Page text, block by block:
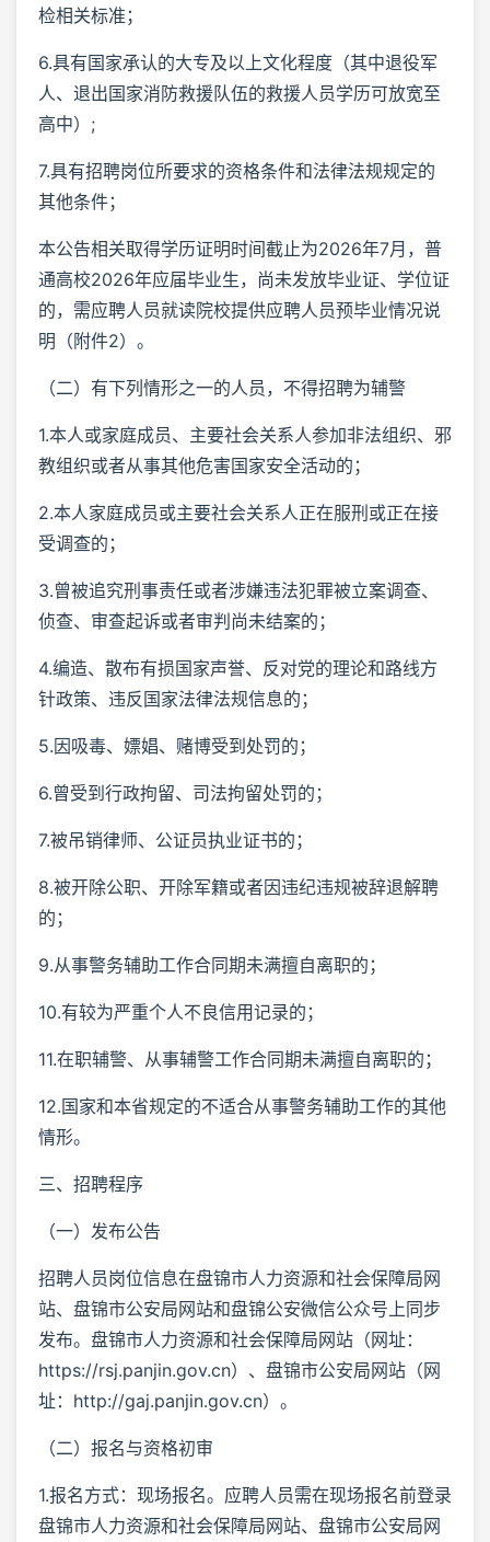
检相关标准；
6.具有国家承认的大专及以上文化程度（其中退役军
人、退出国家消防救援队伍的救援人员学历可放宽至
高中）;
7.具有招聘岗位所要求的资格条件和法律法规规定的
其他条件；
本公告相关取得学历证明时间截止为2026年7月，普
通高校2026年应届毕业生，尚未发放毕业证、学位证
的，需应聘人员就读院校提供应聘人员预毕业情况说
明（附件2）。
（二）有下列情形之一的人员，不得招聘为辅警
1.本人或家庭成员、主要社会关系人参加非法组织、邪
教组织或者从事其他危害国家安全活动的；
2.本人家庭成员或主要社会关系人正在服刑或正在接
受调查的；
3.曾被追究刑事责任或者涉嫌违法犯罪被立案调查、
侦查、审查起诉或者审判尚未结案的；
4.编造、散布有损国家声誉、反对党的理论和路线方
针政策、违反国家法律法规信息的；
5.因吸毒、嫖娼、赌博受到处罚的；
6.曾受到行政拘留、司法拘留处罚的；
7.被吊销律师、公证员执业证书的；
8.被开除公职、开除军籍或者因违纪违规被辞退解聘
的；
9.从事警务辅助工作合同期未满擅自离职的；
10.有较为严重个人不良信用记录的；
11.在职辅警、从事辅警工作合同期未满擅自离职的；
12.国家和本省规定的不适合从事警务辅助工作的其他
情形。
三、招聘程序
（一）发布公告
招聘人员岗位信息在盘锦市人力资源和社会保障局网
站、盘锦市公安局网站和盘锦公安微信公众号上同步
发布。盘锦市人力资源和社会保障局网站（网址：
https://rsj.panjin.gov.cn）、盘锦市公安局网站（网
址：http://gaj.panjin.gov.cn）。
（二）报名与资格初审
1.报名方式：现场报名。应聘人员需在现场报名前登录
盘锦市人力资源和社会保障局网站、盘锦市公安局网